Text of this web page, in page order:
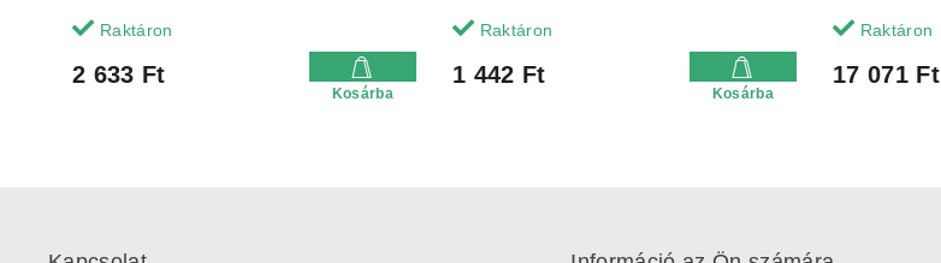
Raktáron
2 633 Ft
Kosárba
Raktáron
1 442 Ft
Kosárba
Raktáron
17 071 Ft